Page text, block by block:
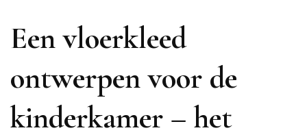
Een vloerkleed
ontwerpen voor de
kinderkamer – het